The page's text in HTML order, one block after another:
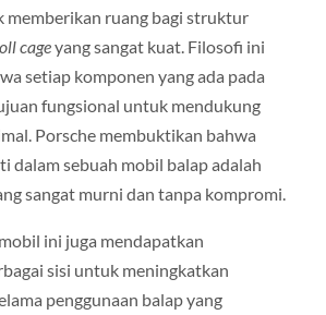
memberikan ruang bagi struktur
cageyang sangat kuat. Filosofi ini
setiap komponen yang ada pada
fungsional untuk mendukung
Porsche membuktikan bahwa
dalam sebuah mobil balap adalah
sangat murni dan tanpa kompromi.
ini juga mendapatkan
sisi untuk meningkatkan
penggunaan balap yang